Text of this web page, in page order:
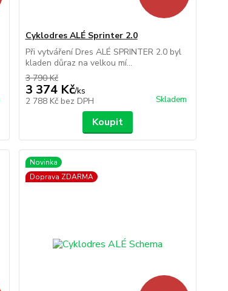
Cyklodres ALÉ Sprinter 2.0
Při vytváření Dres ALÉ SPRINTER 2.0 byl
kladen důraz na velkou mí...
3 790 Kč
3 374 Kč/ks
2 788 Kč bez DPH Skladem
Koupit
Novinka
Doprava ZDARMA